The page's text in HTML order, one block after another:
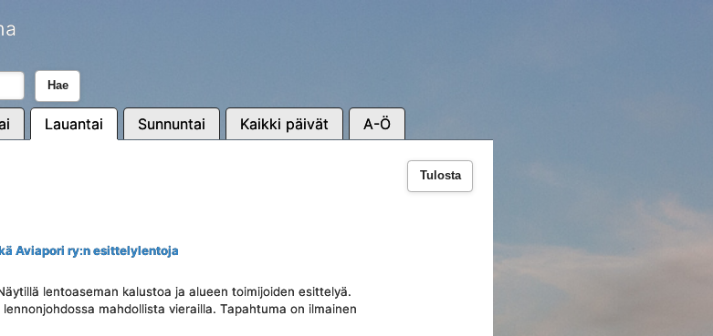
Hae
Lauantai Sunnuntai Kaikki päivät A-Ö
Tulosta
Aviapori ry:n esittelylentoja
lentoaseman kalustoa ja alueen toimijoiden esittelyä.
mahdollista vierailla. Tapahtuma on ilmainen